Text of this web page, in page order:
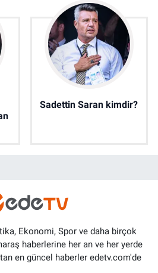
Sadettin Saran kimdir?
Ekonomi, Spor ve daha birçok
haberlerine her an ve her yerde
en güncel haberler edetv.com'de